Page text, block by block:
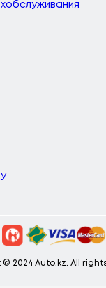
© 2024 Auto.kz. All